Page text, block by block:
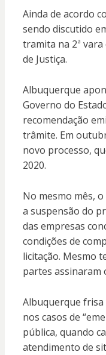
Ainda de acordo
sendo discutido
tramita na 2ª
de Justiça.
Albuquerque
Governo do
recomendação
trâmite. Em
novo processo,
2020.
No mesmo mês,
a suspensão do
das empresas
condições de
licitação. Mesmo
partes assinaram
Albuquerque frisa
nos casos de
pública, quando
atendimento de